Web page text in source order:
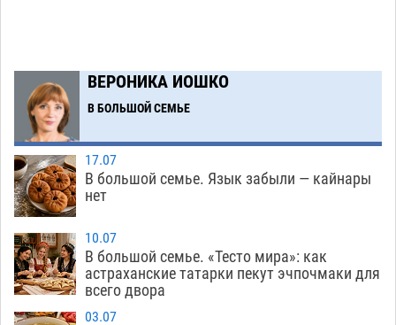
на новой серебряной монете Банка России
14:35
Буддийские святыни из Астрахани выставили
в музее Пушкина в Москве
13:50
Мэрия Астрахани переводит городские
зеленые зоны на автоматический полив
13:13
Скончался второй ребенок после пожара в
Астрахани
ВЕРОНИКА ИОШКО
В БОЛЬШОЙ СЕМЬЕ
17.07
В большой семье. Язык забыли — кайнары
нет
10.07
В большой семье. «Тесто мира»: как
астраханские татарки пекут эчпочмаки для
всего двора
03.07